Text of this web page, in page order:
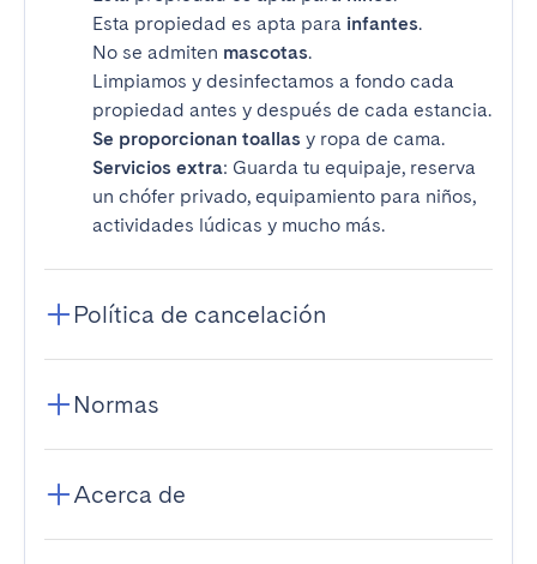
Esta propiedad es apta para infantes.
No se admiten mascotas.
Limpiamos y desinfectamos a fondo cada
propiedad antes y después de cada estancia.
Se proporcionan toallas y ropa de cama.
Servicios extra: Guarda tu equipaje, reserva
un chófer privado, equipamiento para niños,
actividades lúdicas y mucho más.
Política de cancelación
Normas
Acerca de